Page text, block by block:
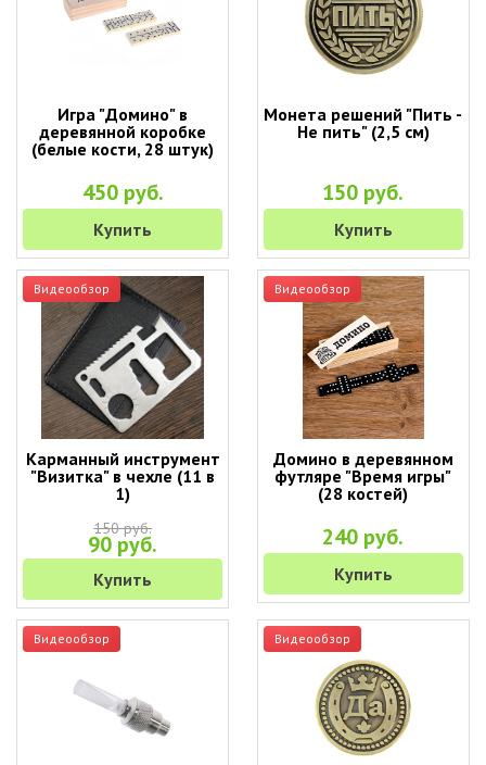
Игра "Домино" в
деревянной коробке
(белые кости, 28 штук)
450 руб.
Купить
Монета решений "Пить -
Не пить" (2,5 см)
150 руб.
Купить
Видеообзор
Карманный инструмент
"Визитка" в чехле (11 в
1)
150 руб.
90 руб.
Купить
Видеообзор
Домино в деревянном
футляре "Время игры"
(28 костей)
240 руб.
Купить
Видеообзор Видеообзор